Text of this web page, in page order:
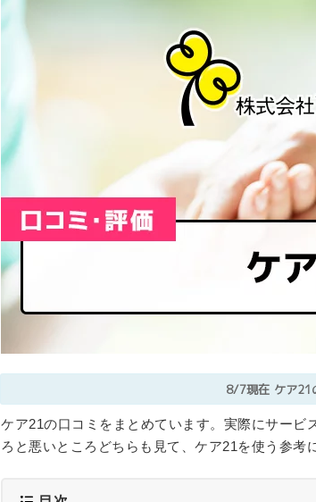
8/7現在 ケア21
ケア21の口コミをまとめています。実際にサービ
ろと悪いところどちらも見て、ケア21を使う参考